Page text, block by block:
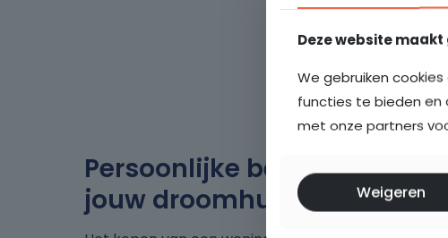
Persoonlijke begeleiding bij
jouw droomhuis
.
Deze website
We gebruiken
functies te bieden en
met onze partners
Weigeren